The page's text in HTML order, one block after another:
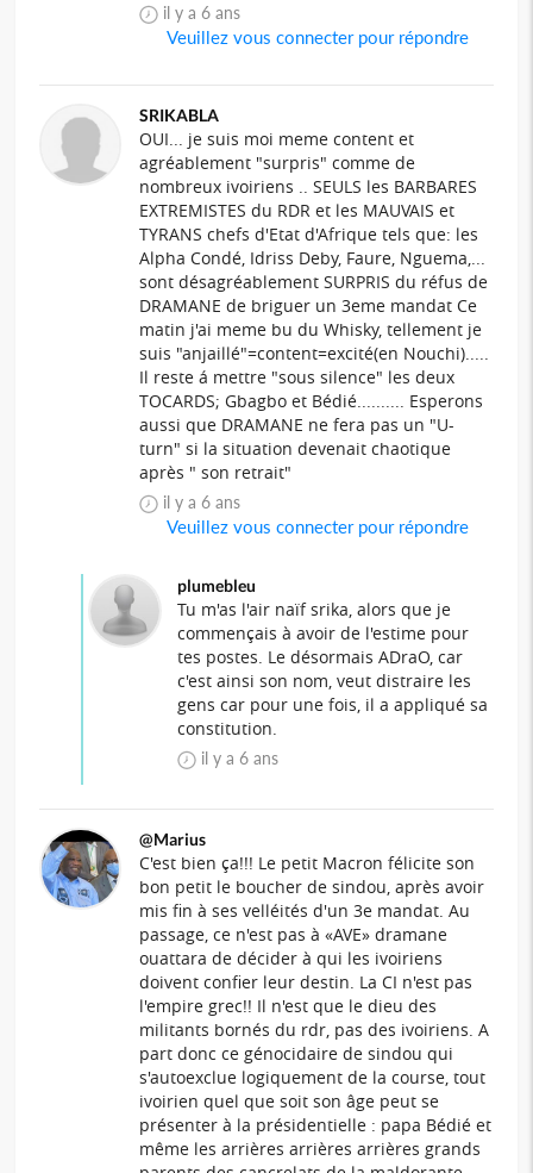
il y a 6 ans
Veuillez vous connecter pour répondre
SRIKABLA
OUI... je suis moi meme content et
agréablement "surpris" comme de
nombreux ivoiriens .. SEULS les BARBARES
EXTREMISTES du RDR et les MAUVAIS et
TYRANS chefs d'Etat d'Afrique tels que: les
Alpha Condé, Idriss Deby, Faure, Nguema,...
sont désagréablement SURPRIS du réfus de
DRAMANE de briguer un 3eme mandat Ce
matin j'ai meme bu du Whisky, tellement je
suis "anjaillé"=content=excité(en Nouchi).....
Il reste á mettre "sous silence" les deux
TOCARDS; Gbagbo et Bédié.......... Esperons
aussi que DRAMANE ne fera pas un "U-
turn" si la situation devenait chaotique
après " son retrait"
il y a 6 ans
Veuillez vous connecter pour répondre
plumebleu
Tu m'as l'air naïf srika, alors que je
commençais à avoir de l'estime pour
tes postes. Le désormais ADraO, car
c'est ainsi son nom, veut distraire les
gens car pour une fois, il a appliqué sa
constitution.
il y a 6 ans
@Marius
C'est bien ça!!! Le petit Macron félicite son
bon petit le boucher de sindou, après avoir
mis fin à ses velléités d'un 3e mandat. Au
passage, ce n'est pas à «AVE» dramane
ouattara de décider à qui les ivoiriens
doivent confier leur destin. La CI n'est pas
l'empire grec!! Il n'est que le dieu des
militants bornés du rdr, pas des ivoiriens. A
part donc ce génocidaire de sindou qui
s'autoexclue logiquement de la course, tout
ivoirien quel que soit son âge peut se
présenter à la présidentielle : papa Bédié et
même les arrières arrières arrières grands